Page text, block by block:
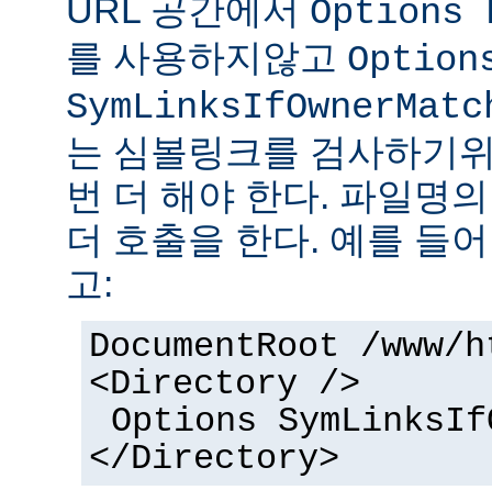
URL 공간에서 Options
를 사용하지않고
는 심볼링크를 검사하기
번 더 해야 한다. 파일명
더 호출을 한다. 예를 들
고:
DocumentRoot /www/
<Directory />
Options
</Directory>